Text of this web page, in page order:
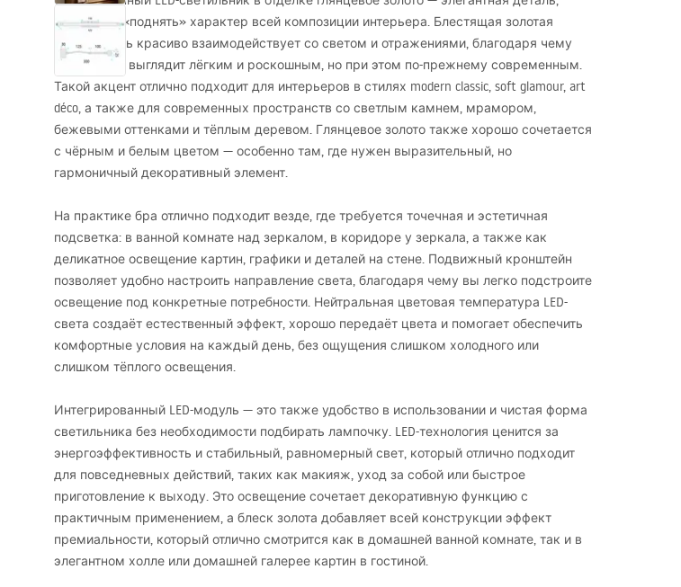
способная «поднять» характер всей композиции интерьера. Блестящая золотая
поверхность красиво взаимодействует со светом и отражениями, благодаря чему
светильник выглядит лёгким и роскошным, но при этом по-прежнему современным.
Такой акцент отлично подходит для интерьеров в стилях modern classic, soft glamour, art
déco, а также для современных пространств со светлым камнем, мрамором,
бежевыми оттенками и тёплым деревом. Глянцевое золото также хорошо сочетается
с чёрным и белым цветом — особенно там, где нужен выразительный, но
гармоничный декоративный элемент.
На практике бра отлично подходит везде, где требуется точечная и эстетичная
подсветка: в ванной комнате над зеркалом, в коридоре у зеркала, а также как
деликатное освещение картин, графики и деталей на стене. Подвижный кронштейн
позволяет удобно настроить направление света, благодаря чему вы легко подстроите
освещение под конкретные потребности. Нейтральная цветовая температура LED-
света создаёт естественный эффект, хорошо передаёт цвета и помогает обеспечить
комфортные условия на каждый день, без ощущения слишком холодного или
слишком тёплого освещения.
Интегрированный LED-модуль — это также удобство в использовании и чистая форма
светильника без необходимости подбирать лампочку. LED-технология ценится за
энергоэффективность и стабильный, равномерный свет, который отлично подходит
для повседневных действий, таких как макияж, уход за собой или быстрое
приготовление к выходу. Это освещение сочетает декоративную функцию с
практичным применением, а блеск золота добавляет всей конструкции эффект
премиальности, который отлично смотрится как в домашней ванной комнате, так и в
элегантном холле или домашней галерее картин в гостиной.